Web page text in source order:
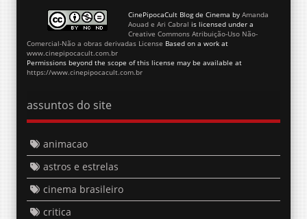
CinePipocaCult Blog de Cinema by Amanda
Aouad e Ari Cabral is licensed under a
Creative Commons Atribuição-Uso Não-
Comercial-Não a obras derivadas License Based on a work at
www.cinepipocacult.com.br
Permissions beyond the scope of this license may be available at
https://www.cinepipocacult.com.br
assuntos do site
animacao
astros e estrelas
cinema brasileiro
critica